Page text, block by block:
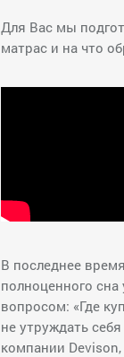
Для Вас мы
матрас и на что
В последнее
полноценного
вопросом: «Где
не утруждать
компании